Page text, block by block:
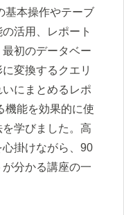
基本操作やテーブ
活用、レポート
初のデータベー
変換するクエリ
にまとめるレポ
機能を効果的に使
学びました。高
掛けながら、90
分かる講座の一